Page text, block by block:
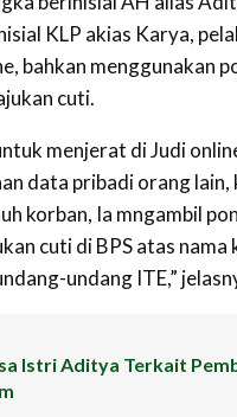
KLP akias Karya,
bahkan menggunakan
cuti.
menjerat di Judi
data pribadi orang lain,
korban, Ia mngambil
cuti di BPS atas nama
undang ITE,”
Istri Aditya Terkait